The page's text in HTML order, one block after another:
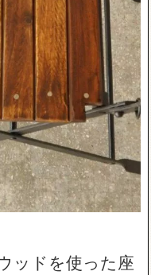
ッドを使った座